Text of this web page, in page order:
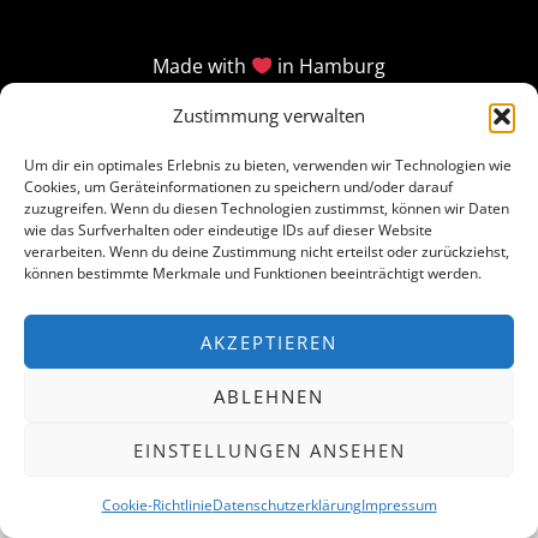
Zustimmung verwalten
Um dir ein optimales Erlebnis zu bieten, verwenden wir Technologien wie
Cookies, um Geräteinformationen zu speichern und/oder darauf
zuzugreifen. Wenn du diesen Technologien zustimmst, können wir Daten
wie das Surfverhalten oder eindeutige IDs auf dieser Website
verarbeiten. Wenn du deine Zustimmung nicht erteilst oder zurückziehst,
können bestimmte Merkmale und Funktionen beeinträchtigt werden.
AKZEPTIEREN
ABLEHNEN
EINSTELLUNGEN ANSEHEN
Cookie-RichtlinieDatenschutzerklärungImpressum
Made with in Hamburg